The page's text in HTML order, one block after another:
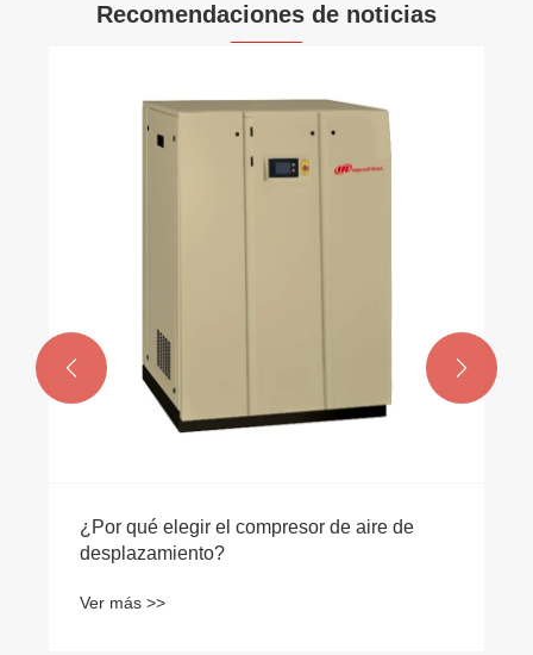
Recomendaciones de noticias
¿Por qué elegir el compresor de aire de
desplazamiento?
Ver más >>
 